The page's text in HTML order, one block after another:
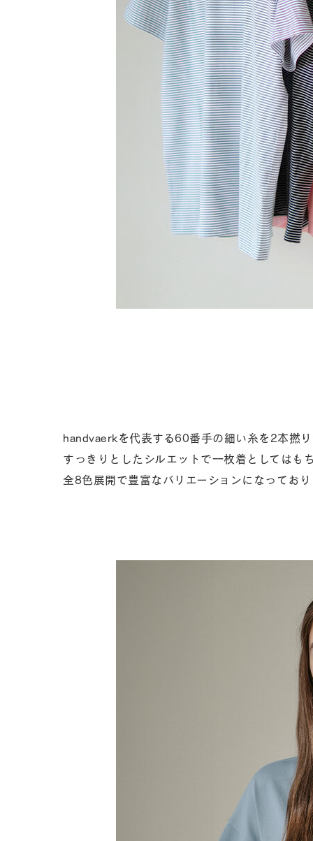
handvaerkを代表する60番手の細い糸を2本撚
すっきりとしたシルエットで一枚着としてはも
全8色展開で豊富なバリエーションになっており